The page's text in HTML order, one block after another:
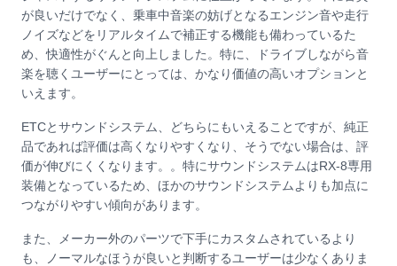
が良いだけでなく、乗車中音楽の妨げとなるエンジン音や走行
ノイズなどをリアルタイムで補正する機能も備わっているた
め、快適性がぐんと向上しました。特に、ドライブしながら音
楽を聴くユーザーにとっては、かなり価値の高いオプションと
いえます。
ETCとサウンドシステム、どちらにもいえることですが、純正
品であれば評価は高くなりやすくなり、そうでない場合は、評
価が伸びにくくなります。。特にサウンドシステムはRX-8専用
装備となっているため、ほかのサウンドシステムよりも加点に
つながりやすい傾向があります。
また、メーカー外のパーツで下手にカスタムされているより
も、ノーマルなほうが良いと判断するユーザーは少なくありま